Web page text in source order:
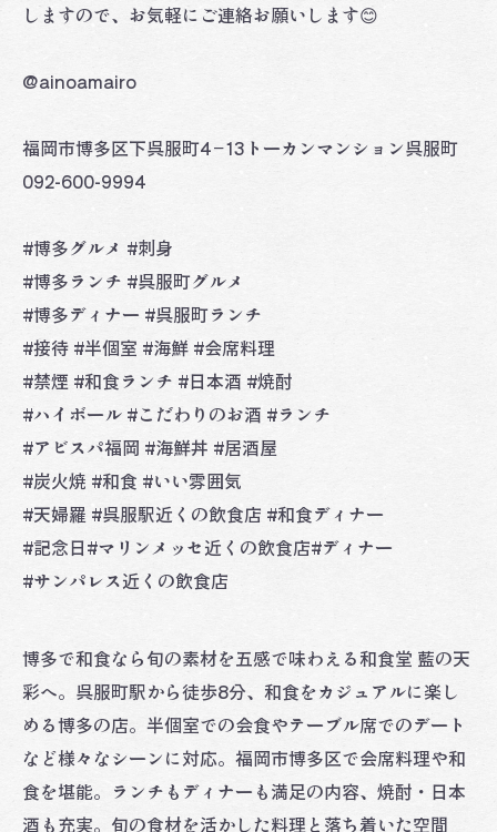
しますので、お気軽にご連絡お願いします😊
@ainoamairo
福岡市博多区下呉服町4−13トーカンマンション呉服町
092-600-9994
#博多グルメ #刺身
#博多ランチ #呉服町グルメ
#博多ディナー #呉服町ランチ
#接待 #半個室 #海鮮 #会席料理
#禁煙 #和食ランチ #日本酒 #焼酎
#ハイボール #こだわりのお酒 #ランチ
#アビスパ福岡 #海鮮丼 #居酒屋
#炭火焼 #和食 #いい雰囲気
#天婦羅 #呉服駅近くの飲食店 #和食ディナー
#記念日#マリンメッセ近くの飲食店#ディナー
#サンパレス近くの飲食店
博多で和食なら旬の素材を五感で味わえる和食堂 藍の天
彩へ。呉服町駅から徒歩8分、和食をカジュアルに楽し
める博多の店。半個室での会食やテーブル席でのデート
など様々なシーンに対応。福岡市博多区で会席料理や和
食を堪能。ランチもディナーも満足の内容、焼酎・日本
酒も充実。旬の食材を活かした料理と落ち着いた空間